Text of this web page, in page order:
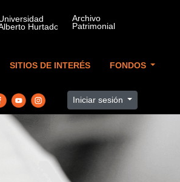
SITIOS DE INTERÉS FONDOS
Iniciar sesión